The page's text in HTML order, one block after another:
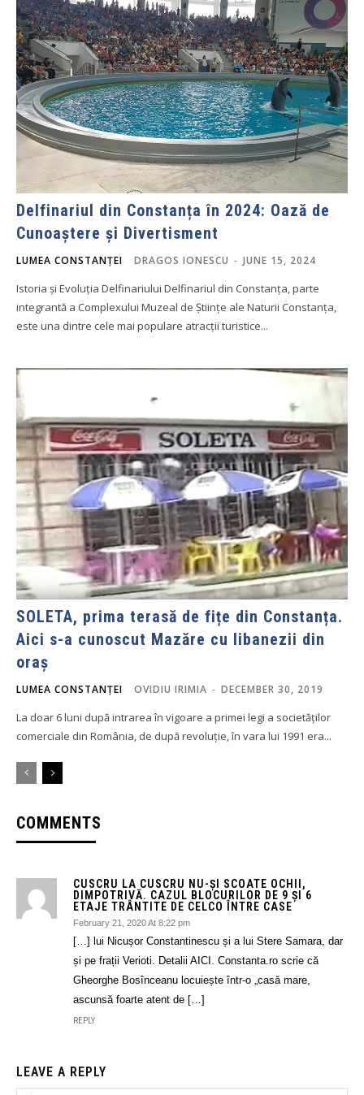
Delfinariul din Constanța în 2024: Oază de
Cunoaștere și Divertisment
LUMEA CONSTANȚEI DRAGOS IONESCU - JUNE 15, 2024
Istoria și Evoluția Delfinariului Delfinariul din Constanța, parte
integrantă a Complexului Muzeal de Științe ale Naturii Constanța,
este una dintre cele mai populare atracții turistice...
SOLETA, prima terasă de fițe din Constanța.
Aici s-a cunoscut Mazăre cu libanezii din
oraș
LUMEA CONSTANȚEI OVIDIU IRIMIA - DECEMBER 30, 2019
La doar 6 luni după intrarea în vigoare a primei legi a societăților
comerciale din România, de după revoluție, în vara lui 1991 era...
COMMENTS
CUSCRU LA CUSCRU NU-ȘI SCOATE OCHII,
DIMPOTRIVĂ. CAZUL BLOCURILOR DE 9 ȘI 6
ETAJE TRÂNTITE DE CELCO ÎNTRE CASE
February 21, 2020 At 8:22 pm
[…] lui Nicușor Constantinescu și a lui Stere Samara, dar
și pe frații Verioti. Detalii AICI. Constanta.ro scrie că
Gheorghe Bosînceanu locuiește într-o „casă mare,
ascunsă foarte atent de […]
REPLY
LEAVE A REPLY